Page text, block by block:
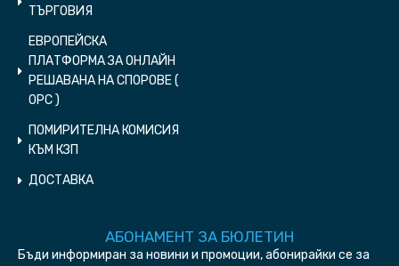
ТЪРГОВИЯ
ЕВРОПЕЙСКА
ПЛАТФОРМА ЗА ОНЛАЙН
РЕШАВАНА НА СПОРОВЕ (
ОPC )
ПОМИРИТЕЛНА КОМИСИЯ
КЪМ КЗП
ДОСТАВКА
АБОНАМЕНТ ЗА БЮЛЕТИН
Бъди информиран за новини и промоции, абонирайки се за